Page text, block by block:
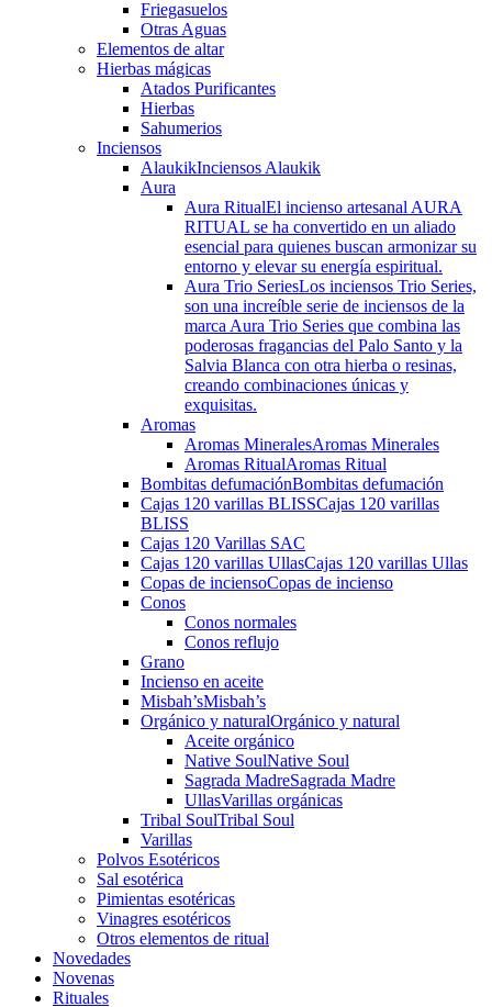
Friegasuelos
Otras Aguas
Elementos de altar
Hierbas mágicas
Atados Purificantes
Hierbas
Sahumerios
Inciensos
AlaukikInciensos Alaukik
Aura
Aura RitualEl incienso artesanal AURA
RITUAL se ha convertido en un aliado
esencial para quienes buscan armonizar su
entorno y elevar su energía espiritual.
Aura Trio SeriesLos inciensos Trio Series,
son una increíble serie de inciensos de la
marca Aura Trio Series que combina las
poderosas fragancias del Palo Santo y la
Salvia Blanca con otra hierba o resinas,
creando combinaciones únicas y
exquisitas.
Aromas
Aromas MineralesAromas Minerales
Aromas RitualAromas Ritual
Bombitas defumaciónBombitas defumación
Cajas 120 varillas BLISSCajas 120 varillas
BLISS
Cajas 120 Varillas SAC
Cajas 120 varillas UllasCajas 120 varillas Ullas
Copas de inciensoCopas de incienso
Conos
Conos normales
Conos reflujo
Grano
Incienso en aceite
Misbah’sMisbah’s
Orgánico y naturalOrgánico y natural
Aceite orgánico
Native SoulNative Soul
Sagrada MadreSagrada Madre
UllasVarillas orgánicas
Tribal SoulTribal Soul
Varillas
Polvos Esotéricos
Sal esotérica
Pimientas esotéricas
Vinagres esotéricos
Otros elementos de ritual
Novedades
Novenas
Rituales